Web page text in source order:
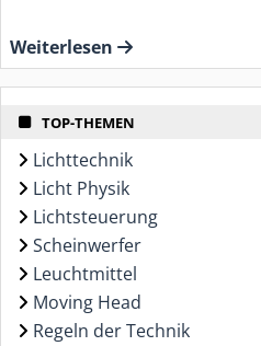
Weiterlesen
TOP-THEMEN
Lichttechnik
Licht Physik
Lichtsteuerung
Scheinwerfer
Leuchtmittel
Moving Head
Regeln der Technik